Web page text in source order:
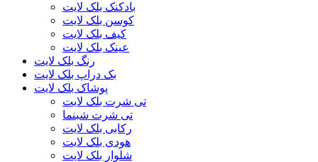
بادکنک بلک لایت
کوسن بلک لایت
کیف بلک لایت
عینک بلک لایت
رنگ بلک لایت
بک دراپ بلک لایت
پوشاک بلک لایت
تی شرت بلک لایت
تی شرت شبنما
رکابی بلک لایت
هودی بلک لایت
شلوار بلک لایت